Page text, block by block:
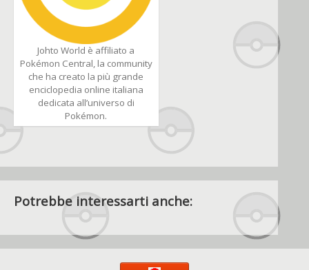
Johto World è affiliato a
Pokémon Central, la community
che ha creato la più grande
enciclopedia online italiana
dedicata all’universo di
Pokémon.
Potrebbe interessarti anche: